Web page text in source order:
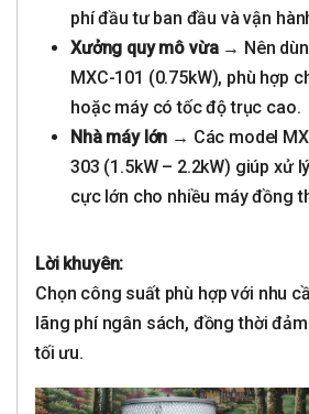
phí đầu tư ban đầu và vận
Xưởng quy mô vừa→ Nên
MXC-101 (0.75kW), phù hợp
hoặc máy có tốc độ trục cao.
Nhà máy lớn → Các model
303 (1.5kW – 2.2kW) giúp xử
cực lớn cho nhiều máy đồng
Lời khuyên:
Chọn công suất phù hợp với nhu
lãng phí ngân sách, đồng thời
tối ưu.